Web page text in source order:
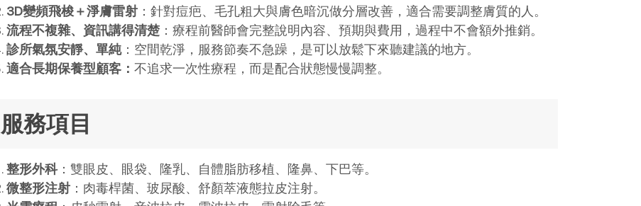
3D變頻飛梭＋淨膚雷射：針對痘疤、毛孔粗大與膚色暗沉做分層改善，適合需要調整膚質的人。
流程不複雜、資訊講得清楚：療程前醫師會完整說明內容、預期與費用，過程中不會額外推銷。
診所氣氛安靜、單純：空間乾淨，服務節奏不急躁，是可以放鬆下來聽建議的地方。
適合長期保養型顧客： 不追求一次性療程，而是配合狀態慢慢調整。
服務項目
整形外科：雙眼皮、眼袋、隆乳、自體脂肪移植、隆鼻、下巴等。
微整形注射：肉毒桿菌、玻尿酸、舒顏萃液態拉皮注射。